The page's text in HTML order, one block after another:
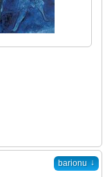
barionu ↓